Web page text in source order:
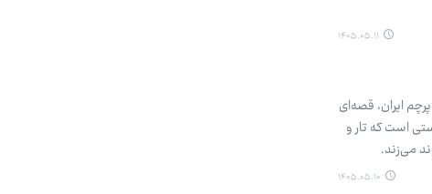
۱۴۰۵.۰۵.۱۱
ایران، قصه‌ای
است که تار و
می‌زند.
۱۴۰۵.۰۵.۱۰